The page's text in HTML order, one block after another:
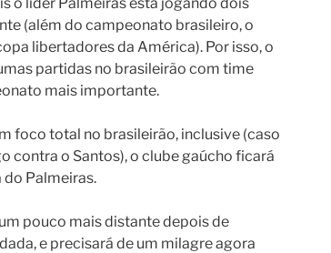
(além do campeonato brasileiro, o
libertadores da América). Por isso, o
partidas no brasileirão com time
mais importante.
foco total no brasileirão, inclusive (caso
contra o Santos), o clube gaúcho ficará
Palmeiras.
pouco mais distante depois de
e precisará de um milagre agora